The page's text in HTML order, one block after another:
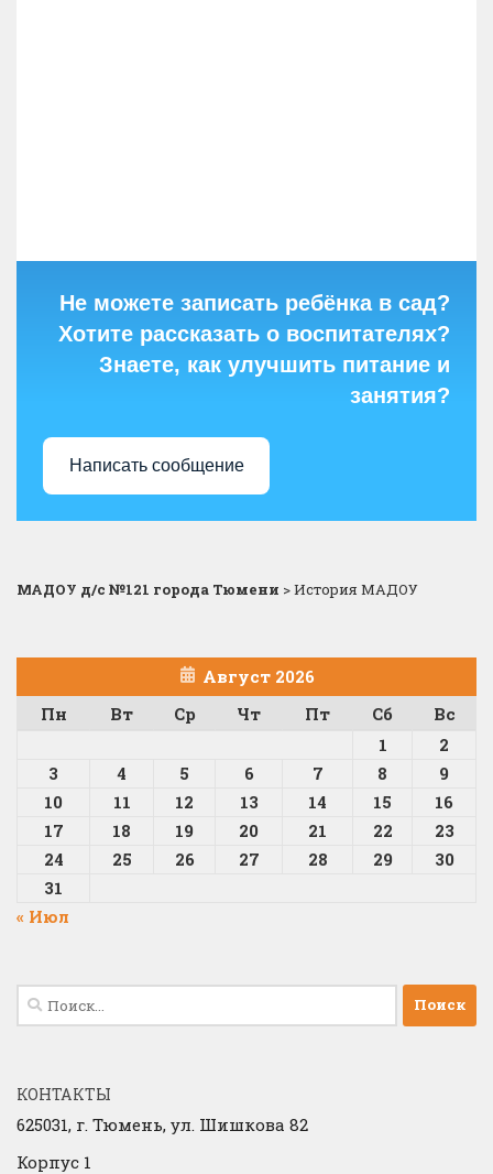
Не можете записать ребёнка в сад?
Хотите рассказать о воспитателях?
Знаете, как улучшить питание и
занятия?
Написать сообщение
МАДОУ д/с №121 города Тюмени >История МАДОУ
Август 2026
Пн
Вт Ср Чт Пт Сб
Вс
1
2
3
4 5 6 7 8
9
10
11 12 13 14 15
16
17
18 19 20 21 22
23
24
25 26 27 28 29
30
31
« Июл
Найти:
КОНТАКТЫ
625031, г. Тюмень, ул. Шишкова 82
Корпус 1